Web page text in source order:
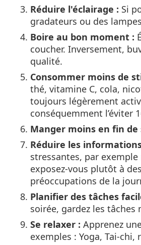
Réduire l'éclairage : Si
gradateurs ou des
Boire au bon moment :
coucher. Inversement,
qualité.
Consommer moins de
thé, vitamine C, cola,
toujours légèrement
conséquemment l’éviter
Manger moins en fin de
Réduire les
stressantes, par
exposez-vous plutôt à
préoccupations de la
Planifier des tâches
soirée, gardez les
Se relaxer : Apprenez
exemples : Yoga, Tai-